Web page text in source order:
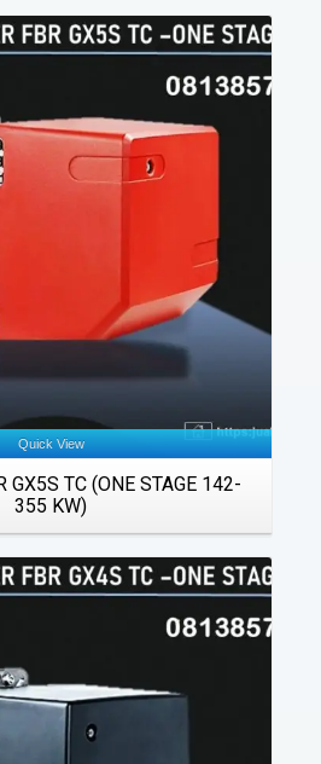
Details
Quick View
GX5S TC (ONE STAGE 142-
355 KW)
Details